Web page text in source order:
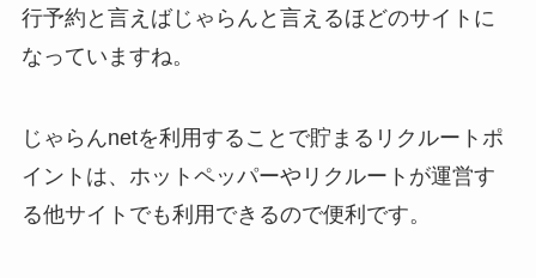
行予約と言えばじゃらんと言えるほどのサイトに
なっていますね。
じゃらんnetを利用することで貯まるリクルートポ
イントは、ホットペッパーやリクルートが運営す
る他サイトでも利用できるので便利です。